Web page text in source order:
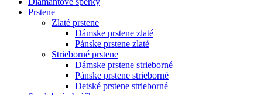
Prstene
Zlaté prstene
Dámske prstene zlaté
Pánske prstene zlaté
Strieborné prstene
Dámske prstene strieborné
Pánske prstene strieborné
Detské prstene strieborné